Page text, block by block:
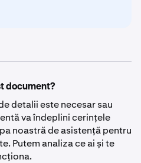
document?
detalii este necesar sau
va îndeplini cerințele
noastră de asistență pentru
Putem analiza ce ai și te